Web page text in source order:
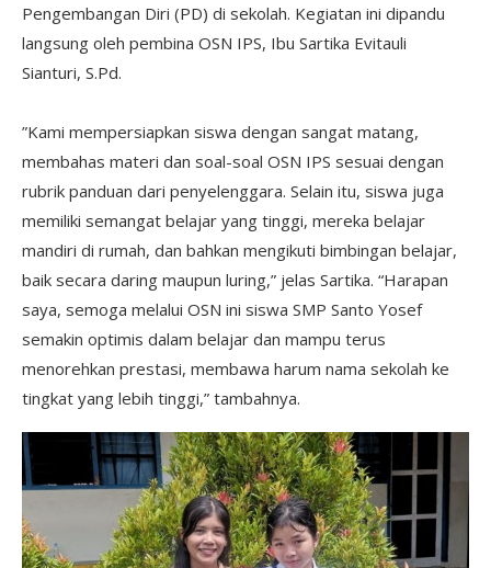
Pengembangan Diri (PD) di sekolah. Kegiatan ini dipandu
langsung oleh pembina OSN IPS, Ibu Sartika Evitauli
Sianturi, S.Pd.
‎”Kami mempersiapkan siswa dengan sangat matang,
membahas materi dan soal-soal OSN IPS sesuai dengan
rubrik panduan dari penyelenggara. Selain itu, siswa juga
memiliki semangat belajar yang tinggi, mereka belajar
mandiri di rumah, dan bahkan mengikuti bimbingan belajar,
baik secara daring maupun luring,” jelas Sartika. “Harapan
saya, semoga melalui OSN ini siswa SMP Santo Yosef
semakin optimis dalam belajar dan mampu terus
menorehkan prestasi, membawa harum nama sekolah ke
tingkat yang lebih tinggi,” tambahnya.